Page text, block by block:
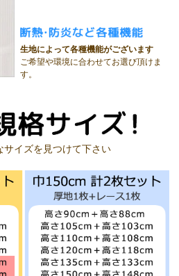
生地によって各種機能がございます
ご希望や環境に合わせてお選び頂けま
す。
サイズを見つけて下さい